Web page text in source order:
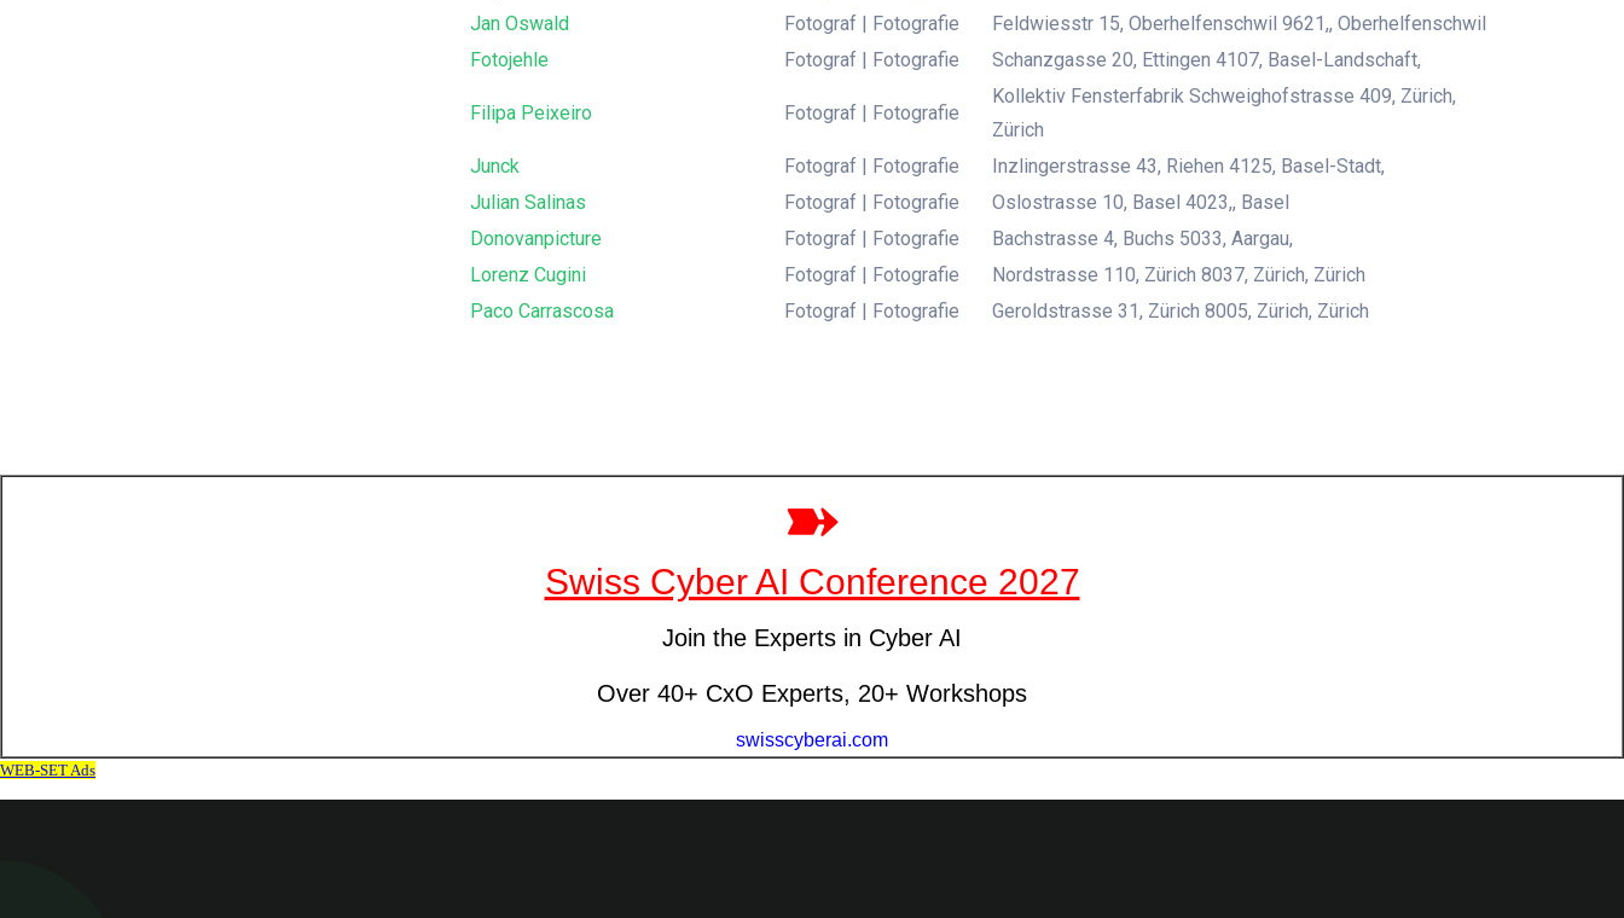
Jan Oswald
Fotograf | Fotografie
Feldwiesstr 15, Oberhelfenschwil 9621,, Oberhelfenschwil
Fotojehle
Fotograf | Fotografie Schanzgasse 20, Ettingen 4107, Basel-Landschaft,
Filipa Peixeiro Fotograf | Fotografie
Kollektiv Fensterfabrik Schweighofstrasse 409, Zürich,
Zürich
Junck
Fotograf | Fotografie
Inzlingerstrasse 43, Riehen 4125, Basel-Stadt,
Julian Salinas
Fotograf | Fotografie
Oslostrasse 10, Basel 4023,, Basel
Donovanpicture
Fotograf | Fotografie
Bachstrasse 4, Buchs 5033, Aargau,
Lorenz Cugini
Fotograf | Fotografie
Nordstrasse 110, Zürich 8037, Zürich, Zürich
Paco Carrascosa
Fotograf | Fotografie Geroldstrasse 31, Zürich 8005, Zürich, Zürich